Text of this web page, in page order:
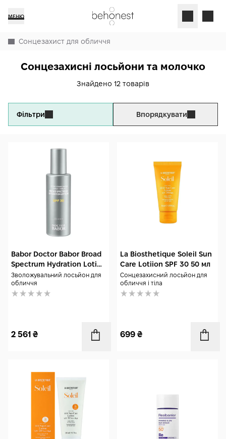
МЕНЮ
Сонцезахист для обличчя
Сонцезахисні лосьйони та молочко
Знайдено 12 товарів
Фільтри Впорядкувати
Babor Doctor Babor Broad
Spectrum Hydration Lotion
SPF30 150 мл
Зволожувальний лосьйон для
обличчя
2 561 ₴
La Biosthetique Soleil Sun
Care Lotiion SPF 30 50 мл
Сонцезахисний лосьйон для
обличчя і тіла
699 ₴